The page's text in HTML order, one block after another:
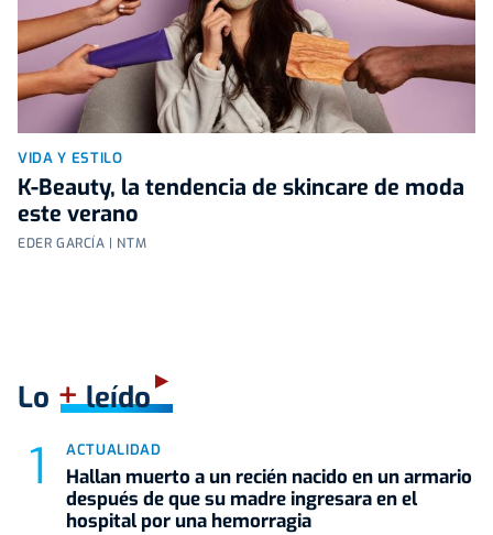
VIDA Y ESTILO
K-Beauty, la tendencia de skincare de moda
este verano
EDER GARCÍA | NTM
Lo +leído
ACTUALIDAD
Hallan muerto a un recién nacido en un armario
después de que su madre ingresara en el
hospital por una hemorragia